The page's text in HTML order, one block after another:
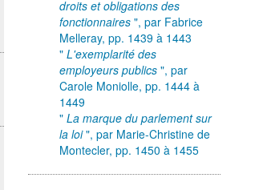
droits et obligations des
fonctionnaires ", par Fabrice
Melleray, pp. 1439 à 1443
"L'exemplarité des
employeurs publics", par
Carole Moniolle, pp. 1444 à
1449
"La marque du parlement sur
la loi", par Marie-Christine de
Montecler, pp. 1450 à 1455